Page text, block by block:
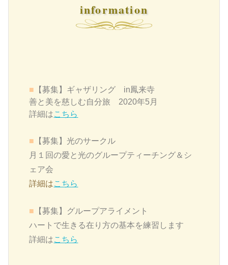
information
■ 【募集】ギャザリング in鳳来寺
善と美を慈しむ自分旅 2020年5月
詳細はこちら
■ 【募集】光のサークル
月１回の愛と光のグループティーチング＆シ
ェア会
詳細は こちら
■ 【募集】グループアライメント
ハートで生きる在り方の基本を練習します
詳細はこちら